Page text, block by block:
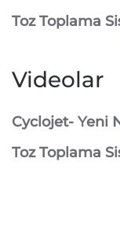
Toz Toplama
Videolar
Cyclojet- Yeni
Toz Toplama